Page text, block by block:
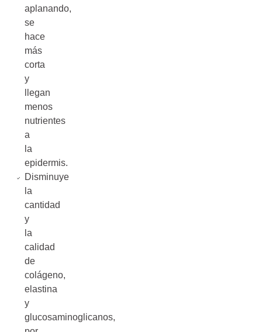
aplanando,
se
hace
más
corta
y
llegan
menos
nutrientes
a
la
epidermis.
Disminuye
la
cantidad
y
la
calidad
de
colágeno,
elastina
y
glucosaminoglicanos,